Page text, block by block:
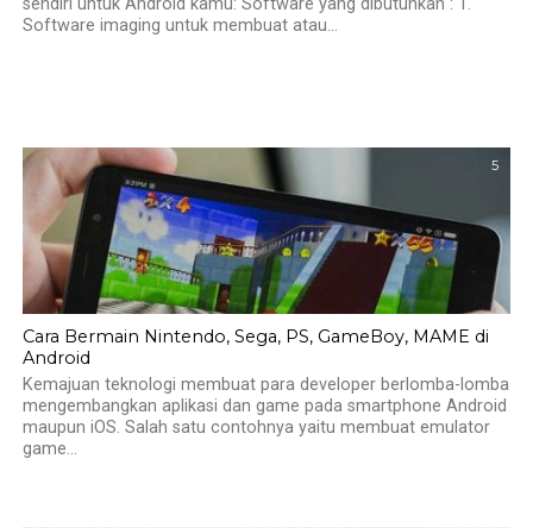
sendiri untuk Android kamu: Software yang dibutuhkan : 1.
Software imaging untuk membuat atau...
5
Cara Bermain Nintendo, Sega, PS, GameBoy, MAME di
Android
Kemajuan teknologi membuat para developer berlomba-lomba
mengembangkan aplikasi dan game pada smartphone Android
maupun iOS. Salah satu contohnya yaitu membuat emulator
game...